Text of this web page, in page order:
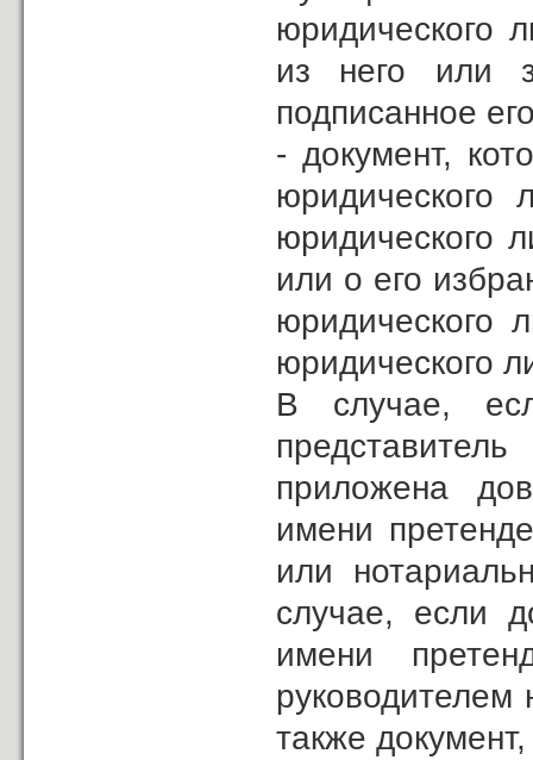
юридического
из него или
подписанное
- документ,
юридического
юридического
или о его
юридического
юридического
В случае,
приложена
имени
или
случае, если
имени
руководителем
также